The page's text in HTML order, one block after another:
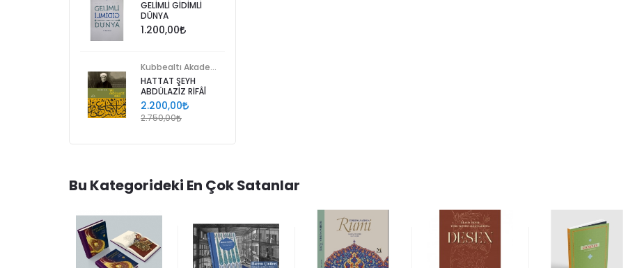
GELİMLİ GİDİMLİ
DÜNYA
1.200,00
HATTAT ŞEYH
ABDÜLAZİZ RİFÂÎ
2.200,00
2.750,00
Bu Kategorideki En Çok Satanlar